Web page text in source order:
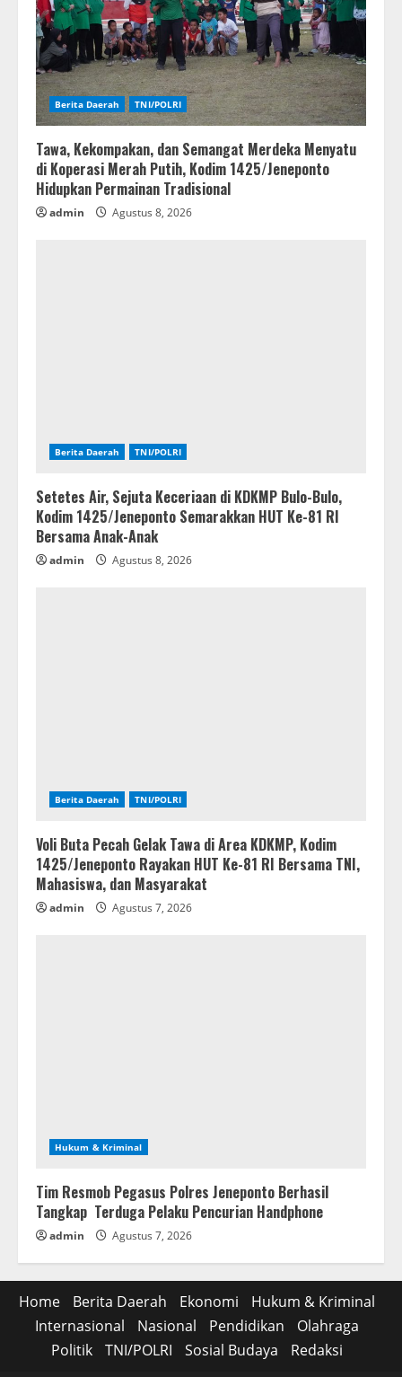
Berita Daerah TNI/POLRI
Tawa, Kekompakan, dan Semangat Merdeka Menyatu
di Koperasi Merah Putih, Kodim 1425/Jeneponto
Hidupkan Permainan Tradisional
admin Agustus 8, 2026
Berita Daerah TNI/POLRI
Setetes Air, Sejuta Keceriaan di KDKMP Bulo-Bulo,
Kodim 1425/Jeneponto Semarakkan HUT Ke-81 RI
Bersama Anak-Anak
admin Agustus 8, 2026
Berita Daerah TNI/POLRI
Voli Buta Pecah Gelak Tawa di Area KDKMP, Kodim
1425/Jeneponto Rayakan HUT Ke-81 RI Bersama TNI,
Mahasiswa, dan Masyarakat
admin Agustus 7, 2026
Hukum & Kriminal
Tim Resmob Pegasus Polres Jeneponto Berhasil
Tangkap Terduga Pelaku Pencurian Handphone
admin Agustus 7, 2026
Home Berita Daerah Ekonomi
Hukum & Kriminal
Internasional
Nasional Pendidikan
Olahraga
Politik
TNI/POLRI Sosial Budaya Redaksi